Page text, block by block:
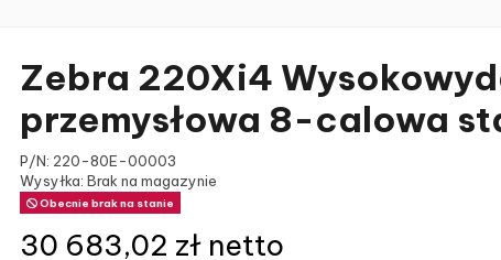
Zebra 220Xi4
przemysłowa 8-calowa
P/N: 220-80E-00003
Wysyłka: Brak na magazynie
Obecnie brak na stanie
30 683,02 zł netto